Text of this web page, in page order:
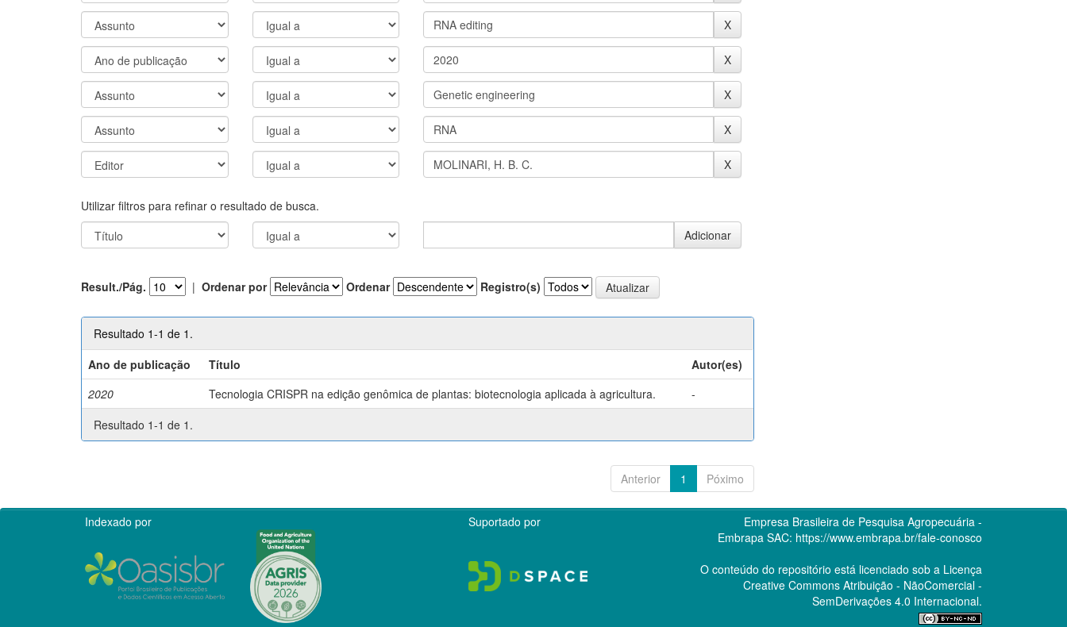
Utilizar filtros para refinar o resultado de busca.
Result./Pág. | Ordenar por Ordenar Registro(s)
Resultado 1-1 de 1.
Ano de publicação
Título
Autor(es)
2020
Tecnologia CRISPR na edição genômica de plantas: biotecnologia aplicada à agricultura.
-
Resultado 1-1 de 1.
Anterior 1 Póximo
Indexado por Suportado por
Empresa Brasileira de Pesquisa Agropecuária -
Embrapa SAC: https://www.embrapa.br/fale-conosco
O conteúdo do repositório está licenciado sob a Licença
Creative CommonsAtribuição - NãoComercial -
SemDerivações 4.0 Internacional.